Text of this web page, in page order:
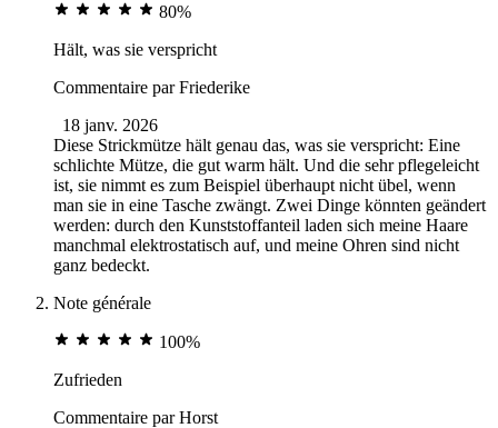
80%
Hält, was sie verspricht
Commentaire parFriederike
18 janv. 2026
Diese Strickmütze hält genau das, was sie verspricht: Eine
schlichte Mütze, die gut warm hält. Und die sehr pflegeleicht
ist, sie nimmt es zum Beispiel überhaupt nicht übel, wenn
man sie in eine Tasche zwängt. Zwei Dinge könnten geändert
werden: durch den Kunststoffanteil laden sich meine Haare
manchmal elektrostatisch auf, und meine Ohren sind nicht
ganz bedeckt.
Note générale
100%
Zufrieden
Commentaire parHorst